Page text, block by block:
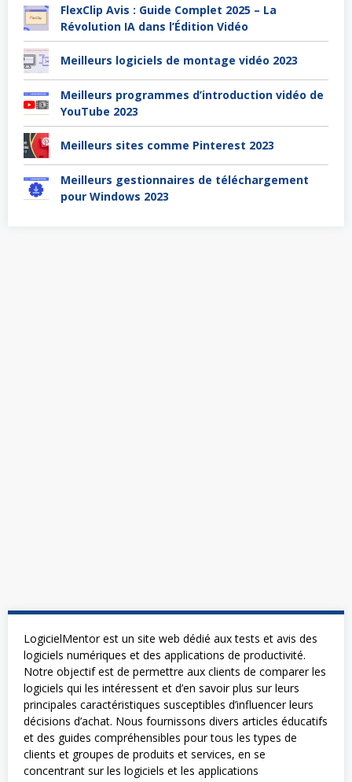
FlexClip Avis : Guide Complet 2025 – La
Révolution IA dans l’Édition Vidéo
Meilleurs logiciels de montage vidéo 2023
Meilleurs programmes d’introduction vidéo de
YouTube 2023
Meilleurs sites comme Pinterest 2023
Meilleurs gestionnaires de téléchargement
pour Windows 2023
LogicielMentor est un site web dédié aux tests et avis des
logiciels numériques et des applications de productivité.
Notre objectif est de permettre aux clients de comparer les
logiciels qui les intéressent et d’en savoir plus sur leurs
principales caractéristiques susceptibles d’influencer leurs
décisions d’achat. Nous fournissons divers articles éducatifs
et des guides compréhensibles pour tous les types de
clients et groupes de produits et services, en se
concentrant sur les logiciels et les applications